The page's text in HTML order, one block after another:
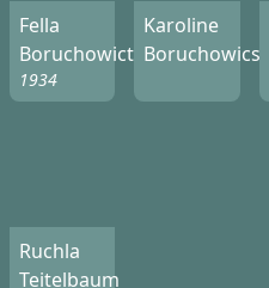
Fella
Boruchowictz
1934
Karoline
Boruchowics
Ruchla
Teitelbaum